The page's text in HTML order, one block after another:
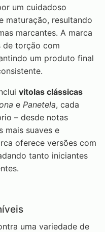
um cuidadoso
maturação, resultando
marcantes. A marca
de torção com
um produto final
vitolas clássicas
e Panetela, cada
– desde notas
mais suaves e
oferece versões com
tanto iniciantes
uma variedade de